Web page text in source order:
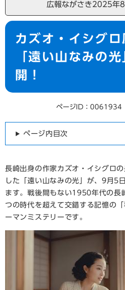
広報ながさき2025年
本
カズオ・イシグ
「遠い山なみの
開！
ページID：0061934
ページ内目次
長崎出身の作家カズオ・イシグロ
した「遠い山なみの光」が、9月5
ます。戦後間もない1950年代の
つの時代を超えて交錯する記憶の
ーマンミステリーです。